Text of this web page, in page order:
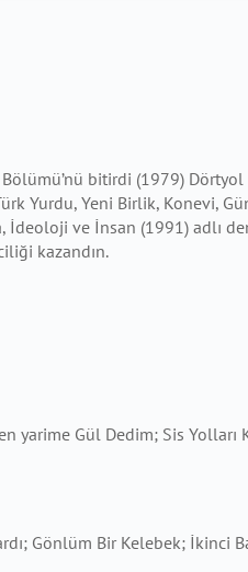
bitirdi (1979) Dörtyol
Yurdu, Yeni Birlik, Konevi,
İdeoloji ve İnsan (1991) adlı
kazandın.
yarime Gül Dedim; Sis Yolları
Gönlüm Bir Kelebek; İkinci